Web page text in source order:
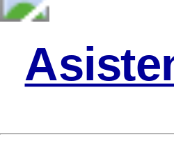
Despliegues por Rubros